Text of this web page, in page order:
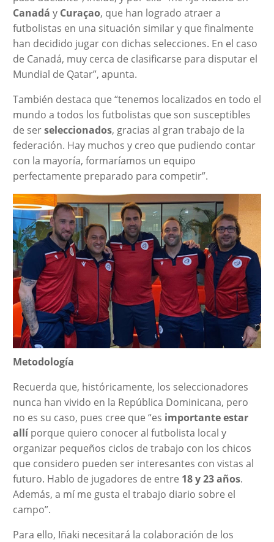
Canadá y Curaçao, que han logrado atraer a
futbolistas en una situación similar y que finalmente
han decidido jugar con dichas selecciones. En el caso
de Canadá, muy cerca de clasificarse para disputar el
Mundial de Qatar”, apunta.
También destaca que “tenemos localizados en todo el
mundo a todos los futbolistas que son susceptibles
de serseleccionados, gracias al gran trabajo de la
federación. Hay muchos y creo que pudiendo contar
con la mayoría, formaríamos un equipo
perfectamente preparado para competir”.
Metodología
Recuerda que, históricamente, los seleccionadores
nunca han vivido en la República Dominicana, pero
no es su caso, pues cree que “es importante estar
allíporque quiero conocer al futbolista local y
organizar pequeños ciclos de trabajo con los chicos
que considero pueden ser interesantes con vistas al
futuro. Hablo de jugadores de entre 18 y 23 años.
Además, a mí me gusta el trabajo diario sobre el
campo”.
Para ello, Iñaki necesitará la colaboración de los